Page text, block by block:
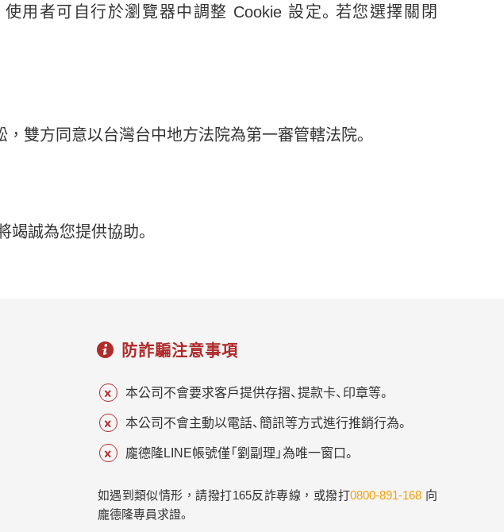
用者可自行於瀏覽器中調整 Cookie 設定。若您選擇關閉
雙方同意以台灣台中地方法院為第一審管轄法院。
誠為您提供協助。
防詐騙注意事項
本公司不會要求客戶提供存摺、提款卡、印章等。
本公司不會主動以電話、簡訊等方式進行推銷行為。
龐德隆LINE帳號僅「劉副理」為唯一窗口。
如遇到類似情形，請撥打165反詐專線，或撥打0800-891-168 向
龐德隆專員求證。